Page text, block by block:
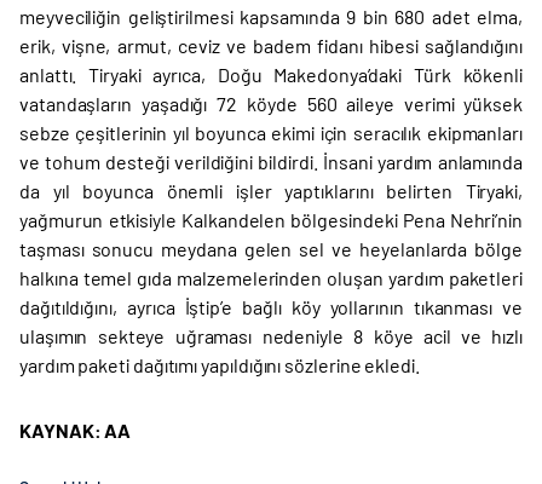
meyveciliğin geliştirilmesi kapsamında 9 bin 680 adet elma,
erik, vişne, armut, ceviz ve badem fidanı hibesi sağlandığını
anlattı. Tiryaki ayrıca, Doğu Makedonya’daki Türk kökenli
vatandaşların yaşadığı 72 köyde 560 aileye verimi yüksek
sebze çeşitlerinin yıl boyunca ekimi için seracılık ekipmanları
ve tohum desteği verildiğini bildirdi. İnsani yardım anlamında
da yıl boyunca önemli işler yaptıklarını belirten Tiryaki,
yağmurun etkisiyle Kalkandelen bölgesindeki Pena Nehri’nin
taşması sonucu meydana gelen sel ve heyelanlarda bölge
halkına temel gıda malzemelerinden oluşan yardım paketleri
dağıtıldığını, ayrıca İştip’e bağlı köy yollarının tıkanması ve
ulaşımın sekteye uğraması nedeniyle 8 köye acil ve hızlı
yardım paketi dağıtımı yapıldığını sözlerine ekledi.
KAYNAK: AA